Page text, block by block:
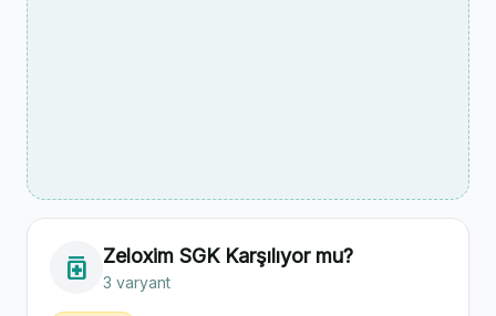
medication Zeloxim SGK Karşılıyor mu?
3 varyant